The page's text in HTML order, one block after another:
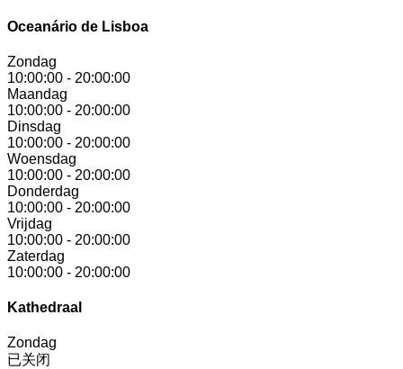
Oceanário de Lisboa
Zondag
10:00:00 - 20:00:00
Maandag
10:00:00 - 20:00:00
Dinsdag
10:00:00 - 20:00:00
Woensdag
10:00:00 - 20:00:00
Donderdag
10:00:00 - 20:00:00
Vrijdag
10:00:00 - 20:00:00
Zaterdag
10:00:00 - 20:00:00
Kathedraal
Zondag
已关闭